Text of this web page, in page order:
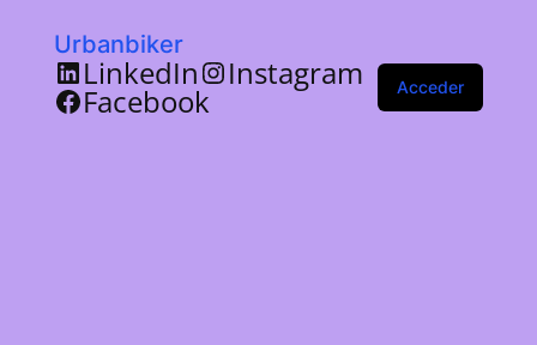
Urbanbiker
LinkedIn Instagram
Facebook Acceder